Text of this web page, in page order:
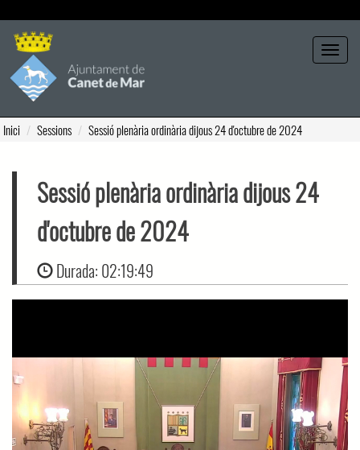
Toggle
Inici Sessions Sessió plenària ordinària dijous 24 d'octubre de 2024
Sessió plenària ordinària dijous 24
d'octubre de 2024
Durada: 02:19:49